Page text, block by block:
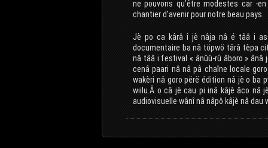
ne pouvons qu’être modestes car -
chantier d’avenir pour notre beau pays.
Jè po ca kârâ î jè nâja nâ é tââ i
documentaire ba nâ töpwö târâ tèpa
nâ tââ i festival « ânûû-rû âboro » ânâ
cenâ paari nâ nâ pâ chaîne locale
wakèri nâ goro përë édition nâ jè o ba
wiilu.Â o câ jè cau pi inâ kâjè âco nâ
audiovisuelle wânî nâ nâpô kâjè nâ dau